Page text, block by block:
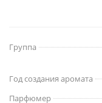
Группа
Год создания аромата
Парфюмер